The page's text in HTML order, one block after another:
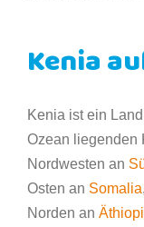
Kenia
Kenia ist ein
Ozean liegenden
Nordwesten an
Osten an Somalia
Norden an